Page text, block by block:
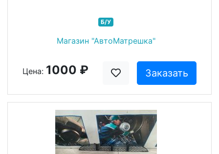
Б/У
Магазин "АвтоМатрешка"
Цена: 1000 ₽ Заказать